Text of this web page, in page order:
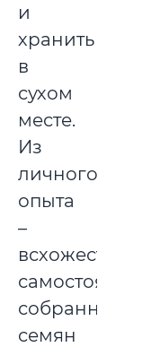
и
хранить
в
сухом
месте.
Из
личного
опыта
–
всхожесть
самостоятельно
собранных
семян